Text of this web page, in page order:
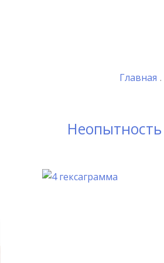
Главная
Неопытность